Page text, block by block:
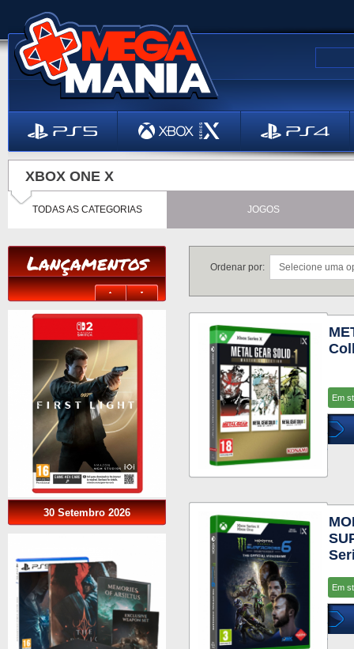
XBOX ONE X
TODAS AS CATEGORIAS JOGOS
Lançamentos
30 Setembro 2026
Ordenar por:
Em
Em